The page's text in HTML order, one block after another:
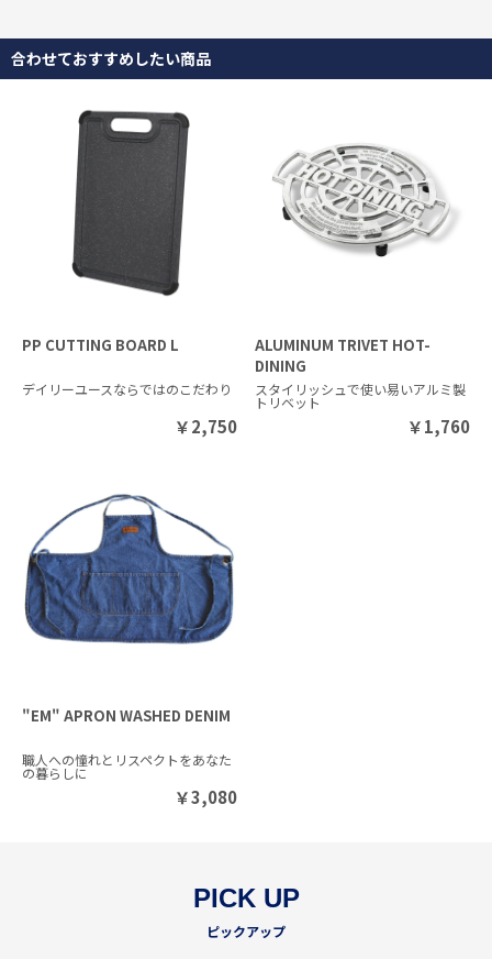
合わせておすすめしたい商品
PP CUTTING BOARD L
デイリーユースならではのこだわり
￥2,750
ALUMINUM TRIVET HOT-
DINING
スタイリッシュで使い易いアルミ製
トリベット
￥1,760
"EM" APRON WASHED DENIM
職人への憧れとリスペクトをあなた
の暮らしに
￥3,080
PICK UP
ピックアップ